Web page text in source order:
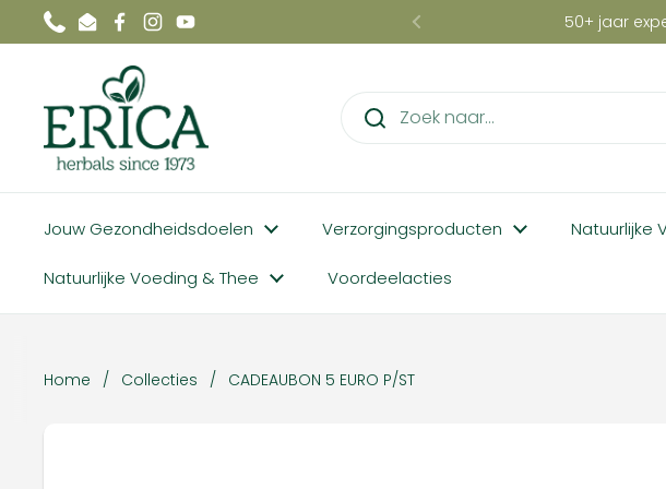
Ga naar content
PhoneEmailFacebook
Instagram
YouTube Vorige 50+ jaar
Jouw Gezondheidsdoelen Verzorgingsproducten Natuurlijke
Natuurlijke Voeding & Thee Voordeelacties
Home / Collecties / CADEAUBON 5 EURO P/ST